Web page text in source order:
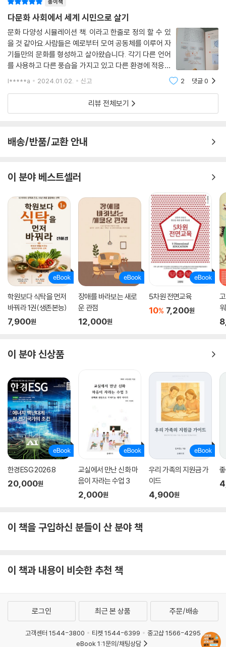
종이책
다문화 사회에서 세계 시민으로 살기
문화 다양성 시뮬레이션 책. 이라고 한줄로 정의 할 수 있
을 것 같아요.사람들은 예로부터 모여 공동체를 이루어 자
기들만의 문화를 형성하고 살아왔습니다. 각기 다른 언어
를 사용하고 다른 풍습을 가지고 있고 다른 환경에 적응해
살아왔어요.그런 사람들이 더 나은 삶을 살기위해, 또는
지를 옮겨 사는 것이 더이상 낯선 일이
l*****a 2024.01.02. 신고 2 댓글0
리뷰 전체보기
배송/반품/교환 안내
이 분야 베스트셀러
학원보다 식탁을 먼저
바꿔라 1권(생존본능)
7,900원
장애를 바라보는 새로
운 관점
12,000원
5차원 전면교육
10% 7,200원
이 분야 신상품
한경ESG 2026.8
20,000원
교실에서 만난 신화 마
음이 자라는 수업 3
2,000원
우리 가족의 지원금 가
이드
4,900원
이 책을 구입하신 분들이 산 분야 책
이 책과 내용이 비슷한 추천 책
로그인 최근 본 상품 주문/배송
고객센터 1544-3800 티켓 1544-6399
중고샵 1566-4295
eBook 1:1문의/채팅상담